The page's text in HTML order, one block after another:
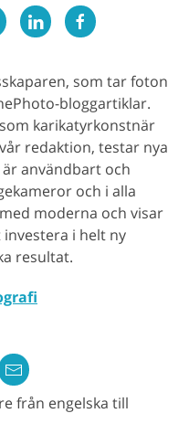
som tar foton
bloggartiklar.
karikatyrkonstnär
redaktion, testar nya
användbart och
och i alla
moderna och visar
i helt ny
resultat.
från engelska till